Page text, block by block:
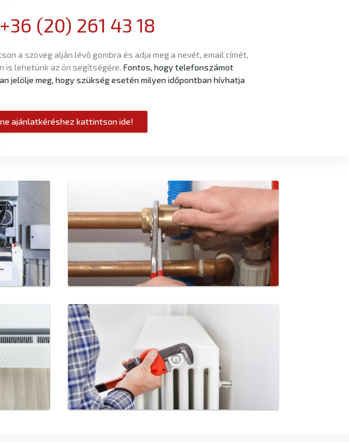
+36 (20) 261 43 18
a szöveg alján lévő gombra és adja meg a nevét, email címét,
is lehetünk az ön segítségére. Fontos, hogy telefonszámot
jelölje meg, hogy szükség esetén milyen időpontban hívhatja
ajánlatkéréshez kattintson ide!